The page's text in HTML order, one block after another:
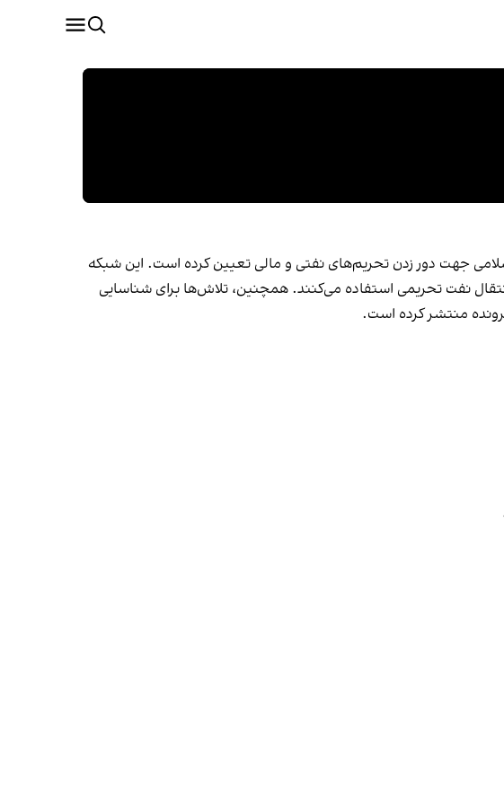
درباره شبکه جمهوری اسلامی جهت دور زدن تحریم‌های نفتی و مالی تعیین کرده است. این شبکه
نفت تحریمی استفاده می‌کنند. همچنین، تلاش‌ها برای شناسایی
منتشر کرده است.